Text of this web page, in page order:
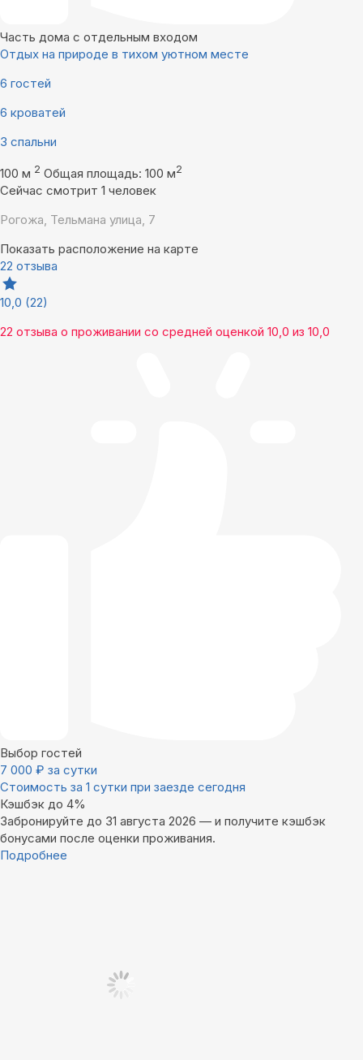
Часть дома с отдельным входом
Отдых на природе в тихом уютном месте
6 гостей
6 кроватей
3 спальни
100 м 2 Общая площадь: 100 м2
Сейчас смотрит 1 человек
Рогожа, Тельмана улица, 7
Показать расположение на карте
22 отзыва
10,0 (22)
22 отзыва о проживании со средней оценкой 10,0 из 10,0
Выбор гостей
7 000 ₽ за сутки
Стоимость за 1 сутки при заезде сегодня
Кэшбэк до 4%
Забронируйте до 31 августа 2026 — и получите кэшбэк
бонусами после оценки проживания.
Подробнее